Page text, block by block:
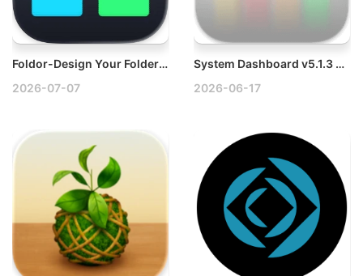
Foldor-Design Your Folder Icon v1.3.1 Mac文件夹自定义颜色工具
2026-07-07
System Dashboard v5.1.3 Mac系统状况监测工具破解版
2026-06-17